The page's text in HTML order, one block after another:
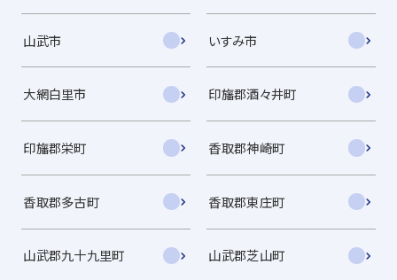
山武市 いすみ市
大網白里市 印旛郡酒々井町
印旛郡栄町 香取郡神崎町
香取郡多古町 香取郡東庄町
山武郡九十九里町 山武郡芝山町